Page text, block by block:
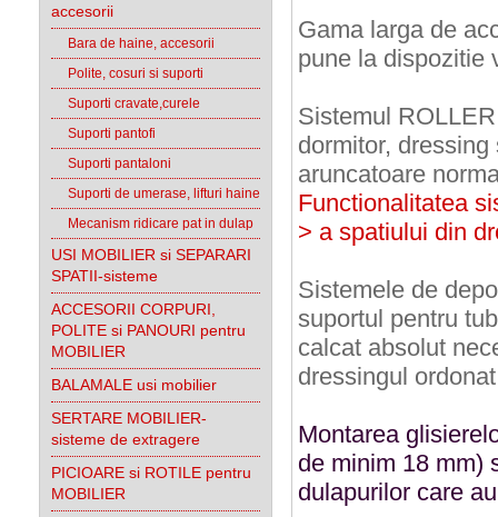
accesorii
Bara de haine, accesorii
Polite, cosuri si suporti
Suporti cravate,curele
Suporti pantofi
Suporti pantaloni
Suporti de umerase, lifturi haine
Mecanism ridicare pat in dulap
USI MOBILIER si SEPARARI
SPATII-sisteme
ACCESORII CORPURI,
POLITE si PANOURI pentru
MOBILIER
BALAMALE usi mobilier
SERTARE MOBILIER-
sisteme de extragere
PICIOARE si ROTILE pentru
MOBILIER
Gama larga de
pune la dispozitie
Sistemul
dormitor,
aruncatoare
Functionalitatea
> a spatiului din
Sistemele de
suportul pentru
calcat absolut
dressingul
Montarea
de minim 18 mm)
dulapurilor care